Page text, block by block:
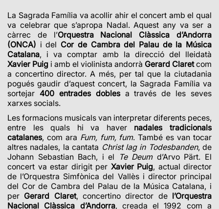
La Sagrada Família va acollir ahir el concert amb el qual
va celebrar que s’apropa Nadal. Aquest any va ser a
càrrec de l’Orquestra Nacional Clàssica d’Andorra
(ONCA) i del Cor de Cambra del Palau de la Música
Catalana, i va comptar amb la direcció del lleidatà
Xavier Puig i amb el violinista andorrà Gerard Claretcom
a concertino director. A més, per tal que la ciutadania
pogués gaudir d’aquest concert, la Sagrada Família va
sortejar 400 entrades doblesa través de les seves
xarxes socials.
Les formacions musicals van interpretar diferents peces,
entre les quals hi va haver nadales tradicionals
catalanes, com ara Fum, fum, fum. També es van tocar
altres nadales, la cantata Christ lag in Todesbanden, de
Johann Sebastian Bach, i el
Te Deumd’Arvo Pärt. El
concert va estar dirigit per Xavier Puig, actual director
de l’Orquestra Simfònica del Vallès i director principal
del Cor de Cambra del Palau de la Música Catalana, i
per Gerard Claret, concertino director de l’Orquestra
Nacional Clàssica d’Andorra, creada el 1992 com a